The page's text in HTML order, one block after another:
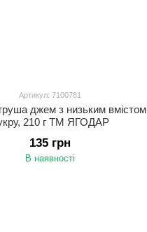
Артикул: 7100781
джем з низьким вмістом
210 г ТМ ЯГОДАР
135 грн
В наявності